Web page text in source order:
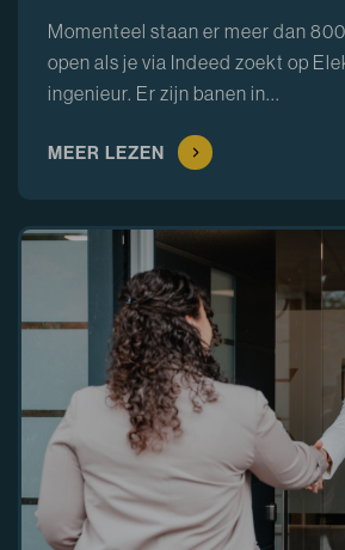
Momenteel staan er meer dan
open als je via Indeed zoekt op
ingenieur. Er zijn banen in...
MEER LEZEN